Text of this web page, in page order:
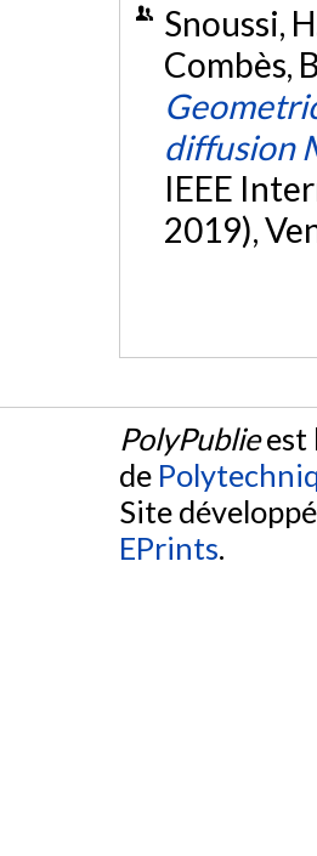
Snoussi,
Combès,
diffusion
IEEE
2019),
PolyPublieest
de
Site
EPrints.